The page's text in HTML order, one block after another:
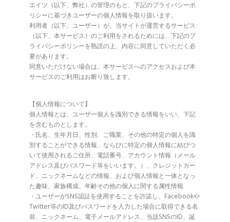
エイツ（以下、弊社）の管理のもと、下記のプライバシーポ
リシーに基づきユーザーの個人情報を取り扱います。
利用者（以下、ユーザー）が、当サイトが運営するサービス
（以下、本サービス）のご利用をされるためには、下記のプ
ライバシーポリシーを熟読の上、内容に同意していただく必
要があります。
同意いただけない場合は、本サービスへのアクセスおよび本
サービスのご利用はお断り致します。
【個人情報について】
個人情報とは、ユーザー個人を識別できる情報をいい、下記
を含むものとします。
・氏名、生年月日、性別、ご職業、その他の特定の個人を識
別することができる情報、ならびに特定の個人情報に結びつ
いて使用されるご住所、電話番号、アカウント情報（メール
アドレス及びパスワード等をいいます。）、クレジットカー
ド、ニックネームなどの情報、および個人情報と一体となっ
た趣味、家族構成、年齢その他の個人に関する属性情報
・ユーザーがSNS認証を使用することを許諾し、Facebookや
Twitter等のID及びパスワードを入力した場合に取得できる名
前、ニックネーム、電子メールアドレス、当該SNSのID、誕